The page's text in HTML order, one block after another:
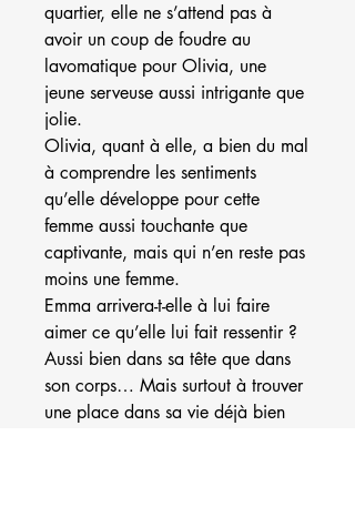
quartier, elle ne s’attend pas à
avoir un coup de foudre au
lavomatique pour Olivia, une
jeune serveuse aussi intrigante que
jolie.
Olivia, quant à elle, a bien du mal
à comprendre les sentiments
qu’elle développe pour cette
femme aussi touchante que
captivante, mais qui n’en reste pas
moins une femme.
Emma arrivera-t-elle à lui faire
aimer ce qu’elle lui fait ressentir ?
Aussi bien dans sa tête que dans
son corps… Mais surtout à trouver
une place dans sa vie déjà bien